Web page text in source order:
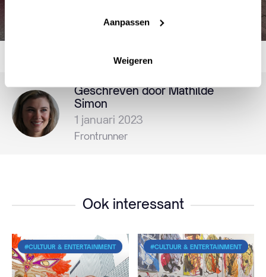
Aanpassen
Weigeren
Geschreven door Mathilde
Simon
1 januari 2023
Frontrunner
Ook interessant
#CULTUUR & ENTERTAINMENT #CULTUUR & ENTERTAINMENT